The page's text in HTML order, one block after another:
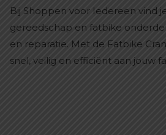
Bij Shoppen voor Iedereen vind
gereedschap en fatbike
en reparatie. Met de Fatbike
snel, veilig en efficiënt aan jouw